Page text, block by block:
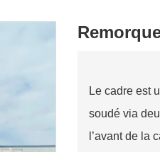
Le cadre est
soudé via
l’avant de la